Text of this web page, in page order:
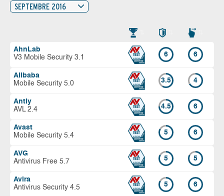
SEPTEMBRE 2016
AhnLab
V3 Mobile Security 3.1
6 6
Alibaba
Mobile Security 5.0
3.5 4
Antiy
AVL 2.4
4.5 6
Avast
Mobile Security 5.4
5 6
AVG
Antivirus Free 5.7
5 5
Avira
Antivirus Security 4.5
5 6